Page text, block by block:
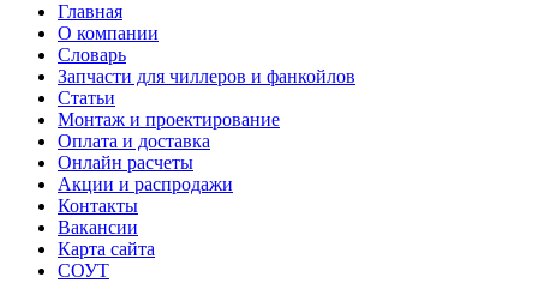
Главная
О компании
Словарь
Запчасти для чиллеров и фанкойлов
Статьи
Монтаж и проектирование
Оплата и доставка
Онлайн расчеты
Акции и распродажи
Контакты
Вакансии
Карта сайта
СОУТ